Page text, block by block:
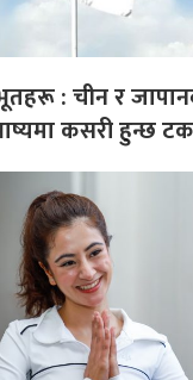
: चीन र
कसरी हुन्छ